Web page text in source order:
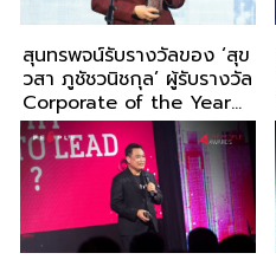
สุนทรพจน์รับรางวัลของ ‘สุข
วสา ภูชัชวนิชกุล’ ผู้รับรางวัล
Corporate of the Year
จาก 4th The People
Awards 2025